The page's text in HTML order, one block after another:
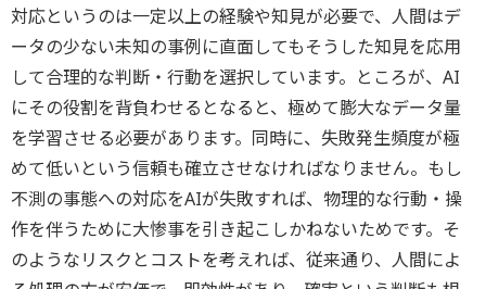
対応というのは一定以上の経験や知見が必要で、人間はデ
ータの少ない未知の事例に直面してもそうした知見を応用
して合理的な判断・行動を選択しています。ところが、AI
にその役割を背負わせるとなると、極めて膨大なデータ量
を学習させる必要があります。同時に、失敗発生頻度が極
めて低いという信頼も確立させなければなりません。もし
不測の事態への対応をAIが失敗すれば、物理的な行動・操
作を伴うために大惨事を引き起こしかねないためです。そ
のようなリスクとコストを考えれば、従来通り、人間によ